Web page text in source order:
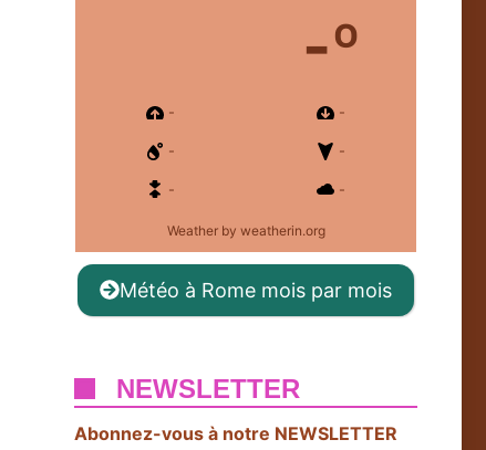
-º
- -
- -
- -
Weatherby weatherin.org
Météo à Rome mois par mois
NEWSLETTER
Abonnez-vous à notre NEWSLETTER